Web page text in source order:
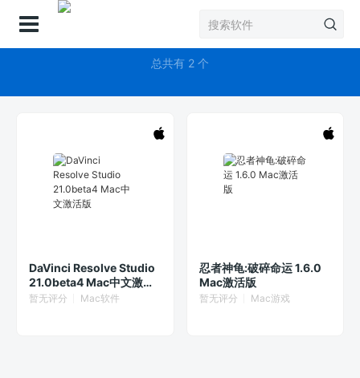
总共有 2 个
DaVinci Resolve Studio
21.0beta4 Mac中文激活
版
暂无评分 Mac软件
忍者神龟:破碎命运 1.6.0
Mac激活版
暂无评分 Mac游戏